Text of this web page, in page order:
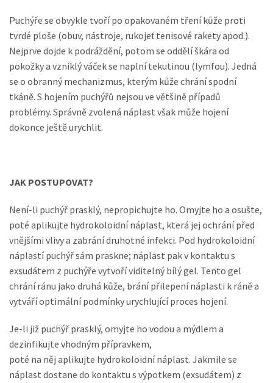
Puchýře se obvykle tvoří po opakovaném tření kůže proti
tvrdé ploše (obuv, nástroje, rukojeť tenisové rakety apod.).
Nejprve dojde k podráždění, potom se oddělí škára od
pokožky a vzniklý váček se naplní tekutinou (lymfou). Jedná
se o obranný mechanizmus, kterým kůže chrání spodní
tkáně. S hojením puchýřů nejsou ve většině případů
problémy. Správně zvolená náplast však může hojení
dokonce ještě urychlit.
JAK POSTUPOVAT?
Není-li puchýř prasklý, nepropichujte ho. Omyjte ho a osušte,
poté aplikujte hydrokoloidní náplast, která jej ochrání před
vnějšími vlivy a zabrání druhotné infekci. Pod hydrokoloidní
náplastí puchýř sám praskne; náplast pak v kontaktu s
exsudátem z puchýře vytvoří viditelný bílý gel. Tento gel
chrání ránu jako druhá kůže, brání přilepení náplasti k ráně a
vytváří optimální podmínky urychlující proces hojení.
Je-li již puchýř prasklý, omyjte ho vodou a mýdlem a
dezinfikujte vhodným přípravkem,
poté na něj aplikujte hydrokoloidní náplast. Jakmile se
náplast dostane do kontaktu s výpotkem (exsudátem) z
stránek.
Statistiky
Abychom
mohli
zlepšovat
funkčnost a
strukturu
používají.
Uživatelská
zkušenost
Aby naše
webové
stránky
fungovaly při
co nejlépe.
cookies
odmítnete,